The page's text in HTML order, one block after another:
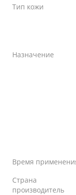
Тип кожи
Назначение
Время
Страна
производитель